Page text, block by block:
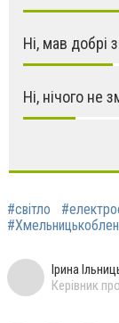
Ні, мав добрі
Ні, нічого не
#світло
Ірина
Керівник